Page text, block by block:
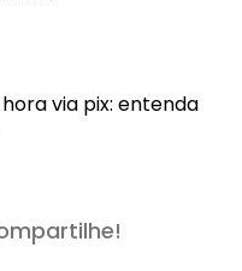
via pix: entenda